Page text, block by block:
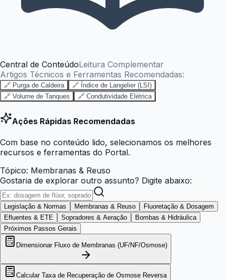
Central de ConteúdoLeitura Complementar
Artigos Técnicos e Ferramentas Recomendadas:
🔗 Purga de Caldeira
🔗 Índice de Langelier (LSI)
🔗 Volume de Tanques
🔗 Condutividade Elétrica
Ações Rápidas Recomendadas
Com base no conteúdo lido, selecionamos os melhores
recursos e ferramentas do Portal.
Tópico: Membranas & Reuso
Gostaria de explorar outro assunto? Digite abaixo:
Legislação & Normas Membranas & Reuso
Fluoretação & Dosagem
Efluentes & ETE
Sopradores & Aeração
Bombas & Hidráulica
Próximos Passos Gerais
Dimensionar Fluxo de Membranas (UF/NF/Osmose)
Calcular Taxa de Recuperação de Osmose Reversa